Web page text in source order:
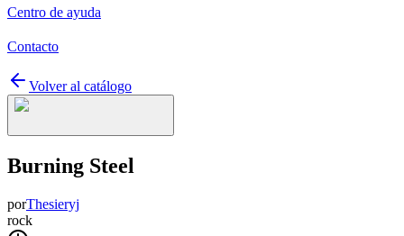
Centro de ayuda
Contacto
Volver al catálogo
Burning Steel
porThesieryj
rock